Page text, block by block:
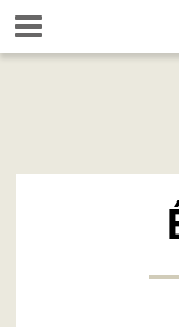
Aller
au
contenu
Gestion de vos